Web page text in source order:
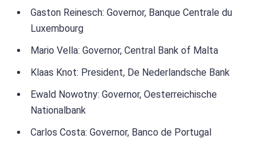
Gaston Reinesch: Governor, Banque Centrale du
Luxembourg
Mario Vella: Governor, Central Bank of Malta
Klaas Knot: President, De Nederlandsche Bank
Ewald Nowotny: Governor, Oesterreichische
Nationalbank
Carlos Costa: Governor, Banco de Portugal